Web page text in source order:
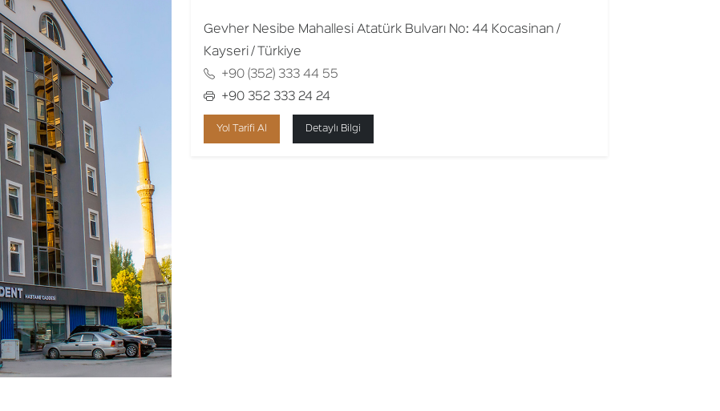
Gevher Nesibe Mahallesi Atatürk Bulvarı No: 44 Kocasinan /
Kayseri / Türkiye
+90 (352) 333 44 55
+90 352 333 24 24
Yol Tarifi Al Detaylı Bilgi